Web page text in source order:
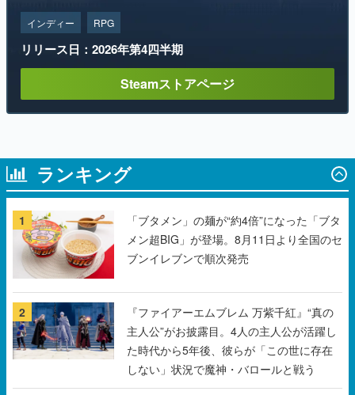
インディー RPG
リリース日：2026年第4四半期
Steamストアページ
ランキング
1
「ブタメン」の麺が“約4倍”になった「ブタ
メン超BIG」が登場。8月11日より全国のセ
ブンイレブンで順次発売
2
『ファイアーエムブレム 万紫千紅』“真の
主人公”がお披露目。4人の主人公が活躍し
た時代から5年後、彼らが「この世に存在
しない」状況で魔神・バロールと戦う